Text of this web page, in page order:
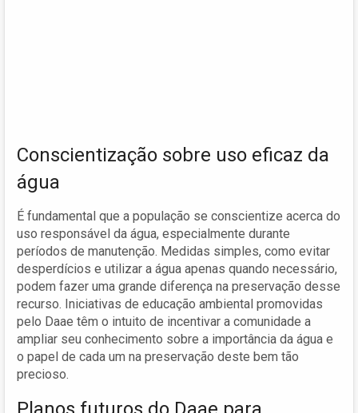
Conscientização sobre uso eficaz da
água
É fundamental que a população se conscientize acerca do
uso responsável da água, especialmente durante
períodos de manutenção. Medidas simples, como evitar
desperdícios e utilizar a água apenas quando necessário,
podem fazer uma grande diferença na preservação desse
recurso. Iniciativas de educação ambiental promovidas
pelo Daae têm o intuito de incentivar a comunidade a
ampliar seu conhecimento sobre a importância da água e
o papel de cada um na preservação deste bem tão
precioso.